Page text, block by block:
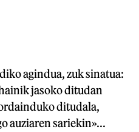
agindua, zuk sinatua:
jasoko ditudan
ditudala,
auziaren sariekin»...